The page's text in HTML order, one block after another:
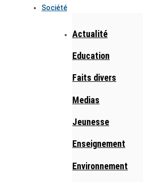
Société
Actualité
Education
Faits divers
Medias
Jeunesse
Enseignement
Environnement